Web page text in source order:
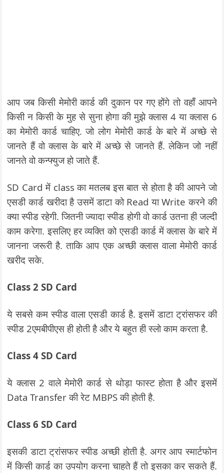
आप जब किसी मेमोरी कार्ड की दुकान पर गए होंगे तो वहाँ आपने
किसी न किसी के मुह से सुना होगा की मुझे क्लास 4 या क्लास 6
का मेमोरी कार्ड चाहिए. जो लोग मेमोरी कार्ड के बारे में अच्छे से
जानते हैं वो क्लास के बारे में अच्छे से जानते हैं. लेकिन जो नहीं
जानते वो कन्फ्युज हो जाते हैं.
SD Card में class का मतलब इस बात से होता है की आपने जो
एसडी कार्ड खरीदा है उसमें डाटा को Read या Write करने की
क्या स्पीड रहेगी. जितनी ज्यादा स्पीड होगी वो कार्ड उतना ही जल्दी
काम करेगा. इसलिए हर व्यक्ति को एसडी कार्ड में क्लास के बारे में
जानना जरूरी है. ताकि आप एक अच्छी क्लास वाला मेमोरी कार्ड
खरीद सके.
Class 2 SD Card
ये सबसे कम स्पीड वाला एसडी कार्ड है. इसमें डाटा ट्रांसफर की
स्पीड 2एमबीपीएस ही होती है और ये बहुत ही स्लो काम करता है.
Class 4 SD Card
ये क्लास 2 वाले मेमोरी कार्ड से थोड़ा फास्ट होता है और इसमें
Data Transfer की रेट MBPS की होती है.
Class 6 SD Card
इसकी डाटा ट्रांसफर स्पीड अच्छी होती है. अगर आप स्मार्टफोन
में किसी कार्ड का उपयोग करना चाहते हैं तो इसका कर सकते हैं.